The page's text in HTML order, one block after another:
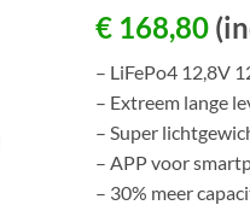
€ 168,80
– LiFePo4 12,8V
– Extreem lange
– Super
– APP voor
– 30% meer